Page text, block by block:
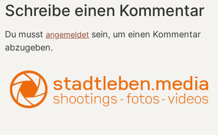
Schreibe einen Kommentar
Du musst angemeldet sein, um einen Kommentar
abzugeben.